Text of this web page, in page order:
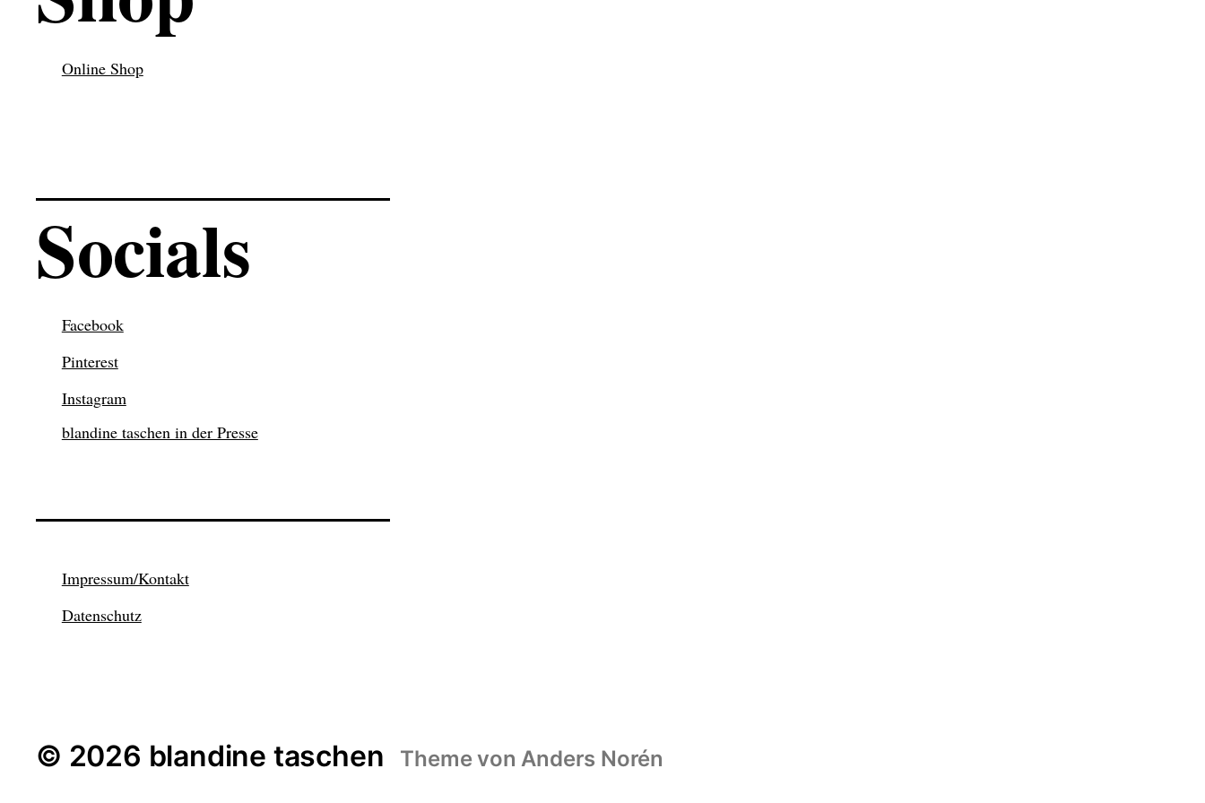
Online Shop
Socials
Facebook
Pinterest
Instagram
blandine taschen in der Presse
Impressum/Kontakt
Datenschutz
© 2026 blandine taschen Theme von Anders Norén